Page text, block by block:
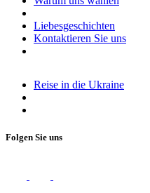
Liebesgeschichten
Kontaktieren Sie uns
Reise in die Ukraine
Folgen Sie uns